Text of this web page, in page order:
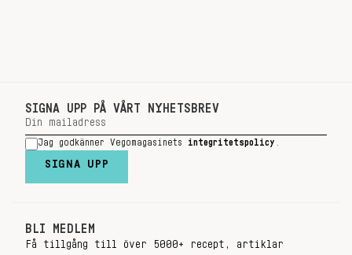
SIGNA UPP PÅ VÅRT NYHETSBREV
Jag godkänner Vegomagasinets integritetspolicy
SIGNA UPP
BLI MEDLEM
Få tillgång till över 5000+ recept, artiklar